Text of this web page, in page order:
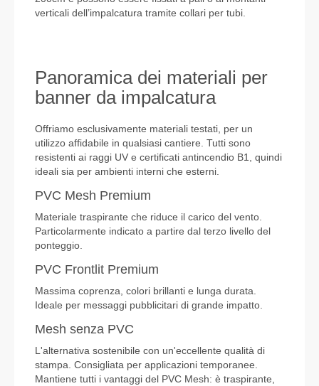
verticali dell’impalcatura tramite collari per tubi.
Panoramica dei materiali per
banner da impalcatura
Offriamo esclusivamente materiali testati , per un
utilizzo affidabile in qualsiasi cantiere. Tutti sono
resistenti ai raggi UV e certificati antincendio B1, quindi
ideali sia per ambienti interni che esterni.
PVC Mesh Premium
Materiale traspirante che riduce il carico del vento.
Particolarmente indicato a partire dal terzo livello del
ponteggio.
PVC Frontlit Premium
Massima coprenza, colori brillanti e lunga durata.
Ideale per messaggi pubblicitari di grande impatto.
Mesh senza PVC
L'alternativa sostenibile con un'eccellente qualità di
stampa. Consigliata per applicazioni temporanee.
Mantiene tutti i vantaggi del PVC Mesh: è traspirante,